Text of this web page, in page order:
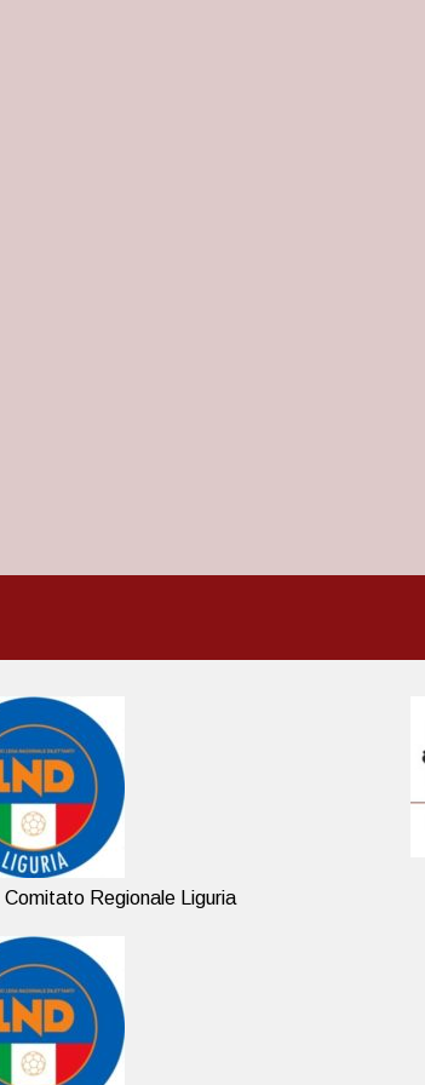
Comitato Regionale Liguria